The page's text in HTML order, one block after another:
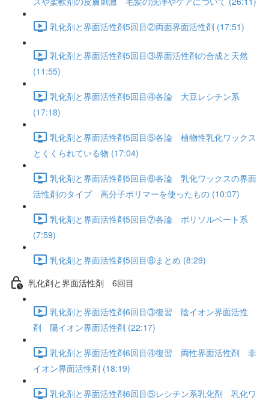
乳化剤と界面活性剤5回目②両面界面活性剤 (17:51)
乳化剤と界面活性剤5回目③界面活性剤の合成と天然
(11:55)
乳化剤と界面活性剤5回目④各論 大豆レシチン系
(17:18)
乳化剤と界面活性剤5回目⑤各論 植物性乳化ワックス
とくくられている物 (17:04)
乳化剤と界面活性剤5回目⑥各論 乳化ワックスの界面
活性剤のタイプ 高分子ポリマーを使ったもの (10:07)
乳化剤と界面活性剤5回目⑦各論 ポリソルベート系
(7:59)
乳化剤と界面活性剤5回目⑧まとめ (8:29)
乳化剤と界面活性剤 6回目
乳化剤と界面活性剤6回目③復習 陰イオン界面活性
剤 陽イオン界面活性剤 (22:17)
乳化剤と界面活性剤6回目④復習 両性界面活性剤 非
イオン界面活性剤 (18:19)
乳化剤と界面活性剤6回目⑤レシチン系乳化剤 乳化ワ